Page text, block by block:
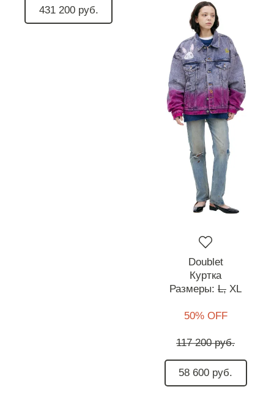
431 200 руб.
Doublet
Куртка
Размеры: L, XL
50% OFF
117 200 руб.
58 600 руб.